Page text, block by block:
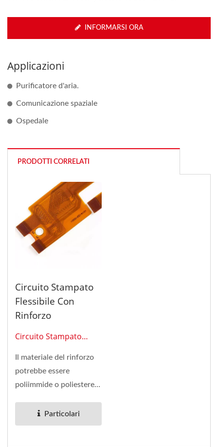
INFORMARSI ORA
Applicazioni
Purificatore d'aria.
Comunicazione spaziale
Ospedale
PRODOTTI CORRELATI
Circuito Stampato
Flessibile Con
Rinforzo
Circuito Stampato
Il materiale del rinforzo
potrebbe essere
poliimmide o poliestere.
stampato...Particolari